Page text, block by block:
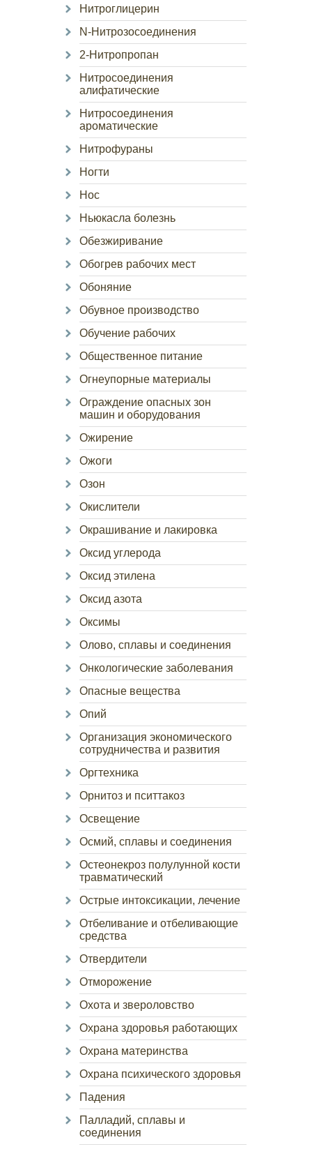
Нитроглицерин
N-Нитрозосоединения
2-Нитропропан
Нитросоединения
алифатические
Нитросоединения
ароматические
Нитрофураны
Ногти
Нос
Ньюкасла болезнь
Обезжиривание
Обогрев рабочих мест
Обоняние
Обувное производство
Обучение рабочих
Общественное питание
Огнеупорные материалы
Ограждение опасных зон
машин и оборудования
Ожирение
Ожоги
Озон
Окислители
Окрашивание и лакировка
Оксид углерода
Оксид этилена
Оксид азота
Оксимы
Олово, сплавы и соединения
Онкологические заболевания
Опасные вещества
Опий
Организация экономического
сотрудничества и развития
Оргтехника
Орнитоз и пситтакоз
Освещение
Осмий, сплавы и соединения
Остеонекроз полулунной кости
травматический
Острые интоксикации, лечение
Отбеливание и отбеливающие
средства
Отвердители
Отморожение
Охота и звероловство
Охрана здоровья работающих
Охрана материнства
Охрана психического здоровья
Падения
Палладий, сплавы и
соединения